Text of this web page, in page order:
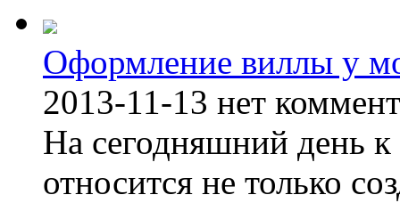
Оформление виллы у
2013-11-13 нет
На сегодняшний день к
относится не только